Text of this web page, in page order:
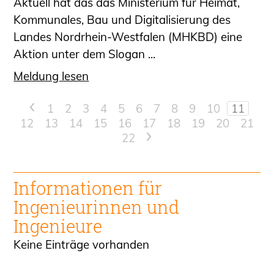
Kommunales, Bau und Digitalisierung des
Landes Nordrhein-Westfalen (MHKBD) eine
Aktion unter dem Slogan ...
Meldung lesen
< 1 2 3 4 5 6 7 8 9 10
11
12
13 14 15 16 17 18 19 20
21
22
>
Informationen für
Ingenieurinnen und
Ingenieure
Keine Einträge vorhanden